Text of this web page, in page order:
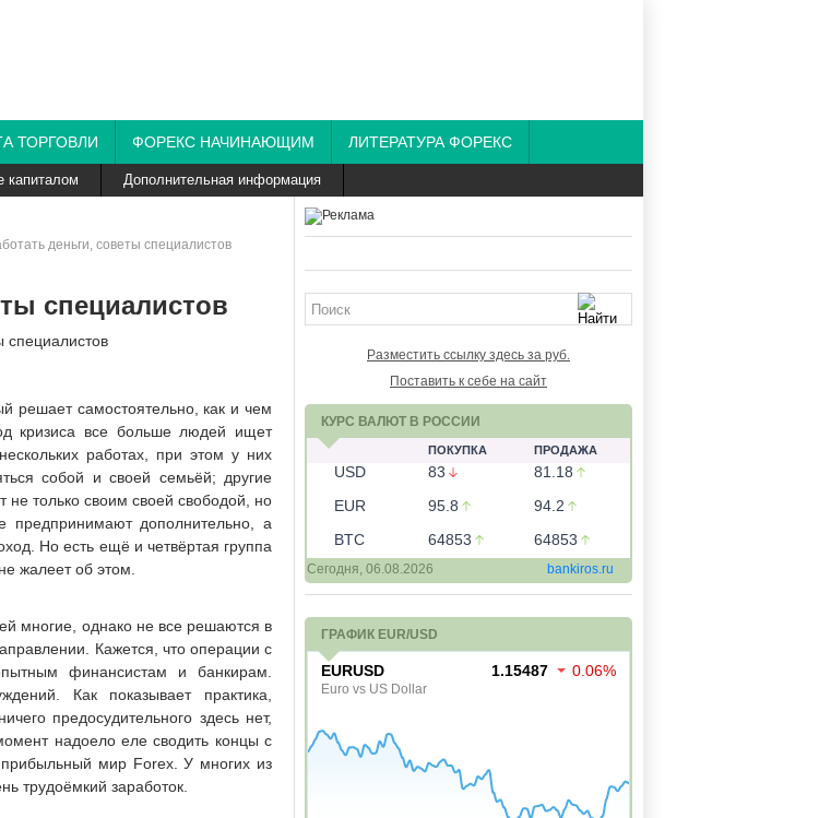
ТОРГОВЛИ ФОРЕКС НАЧИНАЮЩИМ ЛИТЕРАТУРА ФОРЕКС
капиталом Дополнительная информация
деньги, советы специалистов
специалистов
решает самостоятельно, как и чем
кризиса все больше людей ищет
работах, при этом у них
собой и своей семьёй; другие
не только своим своей свободой, но
предпринимают дополнительно, а
Но есть ещё и четвёртая группа
жалеет об этом.
многие, однако не все решаются в
Кажется, что операции с
финансистам и банкирам.
Как показывает практика,
предосудительного здесь нет,
надоело еле сводить концы с
прибыльный мир Forex. У многих из
трудоёмкий заработок.
Разместить ссылку здесь за руб.
Поставить к себе на сайт
КУРС ВАЛЮТ В РОССИИ
ПОКУПКА ПРОДАЖА
USD 83
81.18
EUR
95.8
94.2
BTC
64853 64853
Сегодня, 06.08.2026 bankiros.ru
ГРАФИК EUR/USD